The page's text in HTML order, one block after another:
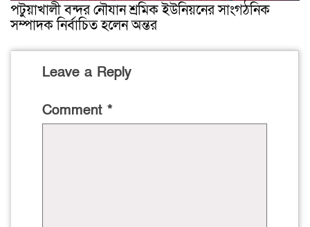
পটুয়াখালী বন্দর নৌযান শ্রমিক ইউনিয়নের সাংগঠনিক
সম্পাদক নির্বাচিত হলেন অন্তর
Leave a Reply
Comment *